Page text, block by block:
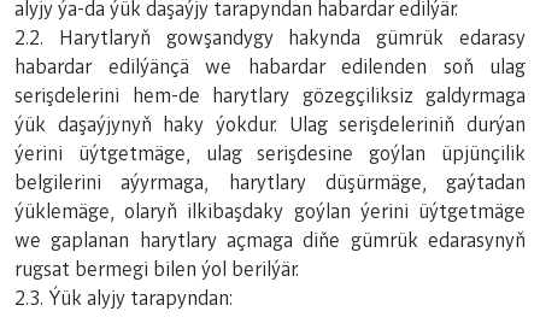
alyjy ýa-da ýük daşaýjy tarapyndan habardar edilýär.
2.2. Harytlaryň gowşandygy hakynda gümrük edarasy
habardar edilýänçä we habardar edilenden soň ulag
serişdelerini hem-de harytlary gözegçiliksiz galdyrmaga
ýük daşaýjynyň haky ýokdur. Ulag serişdeleriniň durýan
ýerini üýtgetmäge, ulag serişdesine goýlan üpjünçilik
belgilerini aýyrmaga, harytlary düşürmäge, gaýtadan
ýüklemäge, olaryň ilkibaşdaky goýlan ýerini üýtgetmäge
we gaplanan harytlary açmaga diňe gümrük edarasynyň
rugsat bermegi bilen ýol berilýär.
2.3. Ýük alyjy tarapyndan: